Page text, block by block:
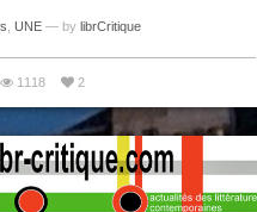
UNE — by librCritique
1118 2